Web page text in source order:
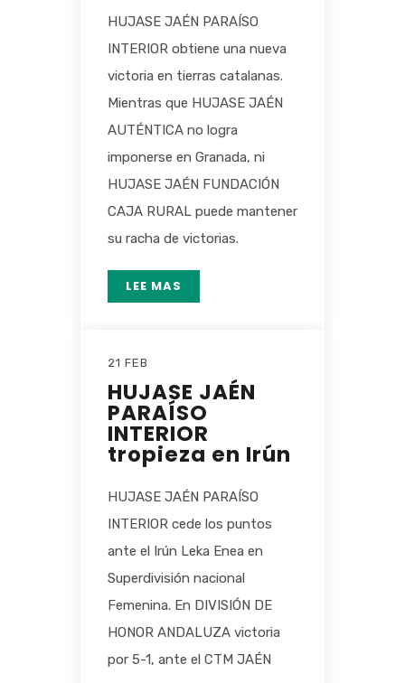
HUJASE JAÉN PARAÍSO
INTERIOR obtiene una nueva
victoria en tierras catalanas.
Mientras que HUJASE JAÉN
AUTÉNTICA no logra
imponerse en Granada, ni
HUJASE JAÉN FUNDACIÓN
CAJA RURAL puede mantener
su racha de victorias.
LEE MAS
21 FEB
HUJASE JAÉN
PARAÍSO
INTERIOR
tropieza en Irún
HUJASE JAÉN PARAÍSO
INTERIOR cede los puntos
ante el Irún Leka Enea en
Superdivisión nacional
Femenina. En DIVISIÓN DE
HONOR ANDALUZA victoria
por 5-1, ante el CTM JAÉN